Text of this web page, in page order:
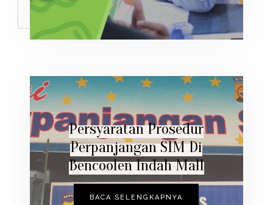
Persyaratan Prosedur
Perpanjangan SIM Di
Bencoolen Indah Mall
BACA SELENGKAPNYA